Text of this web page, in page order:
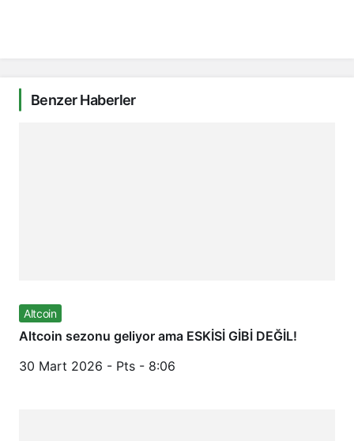
Benzer Haberler
Altcoin
Altcoin sezonu geliyor ama ESKİSİ GİBİ DEĞİL!
30 Mart 2026 - Pts - 8:06